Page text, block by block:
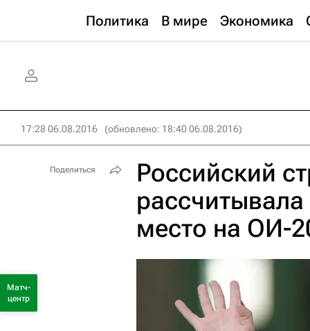
Политика В мире Экономика
17:28 06.08.2016 (обновлено: 18:40 06.08.2016)
Российский
место на ОИ-
Поделиться
Матч-
центр